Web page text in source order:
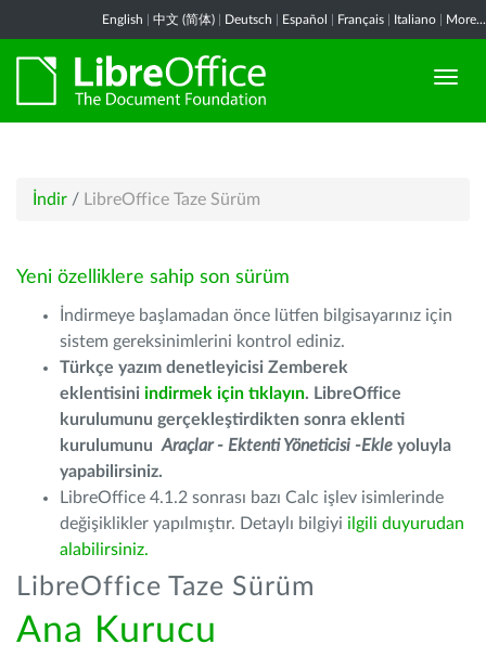
English 中文 (简体) Deutsch Español Français Italiano More...
İndir / LibreOffice Taze Sürüm
Yeni özelliklere sahip son sürüm
İndirmeye başlamadan önce lütfen bilgisayarınız için
sistem gereksinimlerini kontrol ediniz.
Türkçe yazım denetleyicisi Zemberek
eklentisini indirmek için tıklayın. LibreOffice
kurulumunu gerçekleştirdikten sonra eklenti
kurulumunu Araçlar - Ektenti Yöneticisi -Ekle yoluyla
yapabilirsiniz.
LibreOffice 4.1.2 sonrası bazı Calc işlev isimlerinde
değişiklikler yapılmıştır. Detaylı bilgiyi ilgili duyurudan
alabilirsiniz.
LibreOffice Taze Sürüm
Ana Kurucu